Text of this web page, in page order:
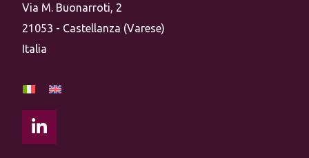
Via M. Buonarroti, 2
21053 - Castellanza (Varese)
Italia